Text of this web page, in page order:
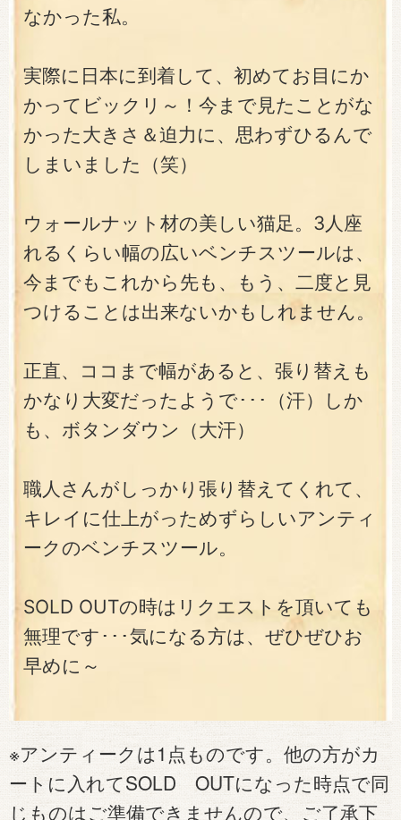
なかった私。
実際に日本に到着して、初めてお目にか
かってビックリ～！今まで見たことがな
かった大きさ＆迫力に、思わずひるんで
しまいました（笑）
ウォールナット材の美しい猫足。3人座
れるくらい幅の広いベンチスツールは、
今までもこれから先も、もう、二度と見
つけることは出来ないかもしれません。
正直、ココまで幅があると、張り替えも
かなり大変だったようで･･･（汗）しか
も、ボタンダウン（大汗）
職人さんがしっかり張り替えてくれて、
キレイに仕上がっためずらしいアンティ
ークのベンチスツール。
SOLD OUTの時はリクエストを頂いても
無理です･･･気になる方は、ぜひぜひお
早めに～
※アンティークは1点ものです。他の方がカ
ートに入れてSOLD OUTになった時点で同
じものはご準備できませんので、ご了承下